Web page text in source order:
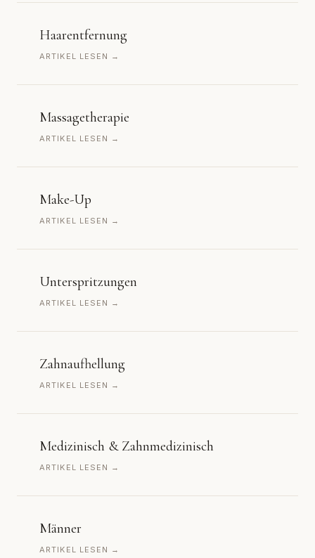
Haarentfernung
ARTIKEL LESEN →
Massagetherapie
ARTIKEL LESEN →
Make-Up
ARTIKEL LESEN →
Unterspritzungen
ARTIKEL LESEN →
Zahnaufhellung
ARTIKEL LESEN →
Medizinisch & Zahnmedizinisch
ARTIKEL LESEN →
Männer
ARTIKEL LESEN →